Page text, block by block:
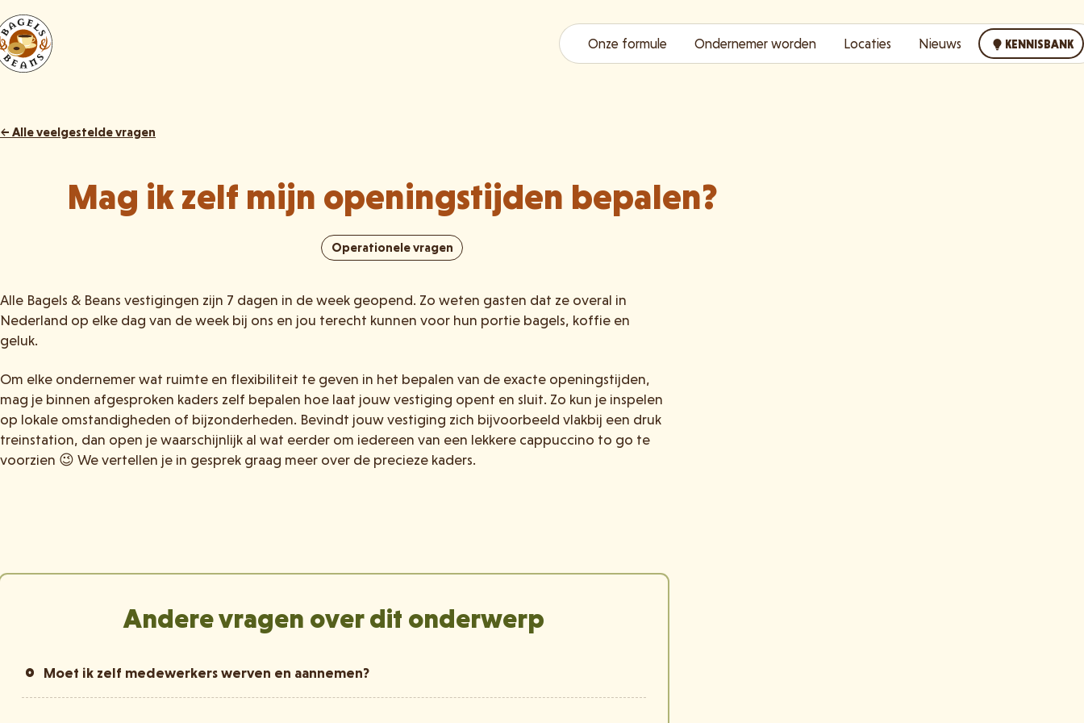
Onze formule Ondernemer worden Locaties Nieuws KENNISBANK
← Alle veelgestelde vragen
Mag ik zelf mijn openingstijden bepalen?
Operationele vragen
Alle Bagels & Beans vestigingen zijn 7 dagen in de week geopend. Zo weten gasten dat ze overal in
Nederland op elke dag van de week bij ons en jou terecht kunnen voor hun portie bagels, koffie en
geluk.
Om elke ondernemer wat ruimte en flexibiliteit te geven in het bepalen van de exacte openingstijden,
mag je binnen afgesproken kaders zelf bepalen hoe laat jouw vestiging opent en sluit. Zo kun je inspelen
op lokale omstandigheden of bijzonderheden. Bevindt jouw vestiging zich bijvoorbeeld vlakbij een druk
treinstation, dan open je waarschijnlijk al wat eerder om iedereen van een lekkere cappuccino to go te
voorzien 😉 We vertellen je in gesprek graag meer over de precieze kaders.
Andere vragen over dit onderwerp
Moet ik zelf medewerkers werven en aannemen?